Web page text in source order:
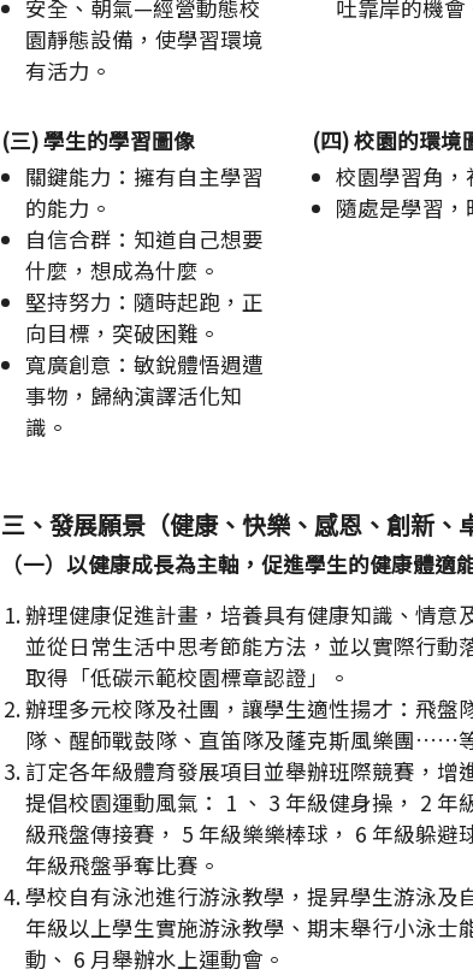
安全、朝氣—經營動態校
園靜態設備，使學習環境
有活力。
吐靠岸的機會
(三) 學生的學習圖像
關鍵能力：擁有自主學習
的能力。
自信合群：知道自己想要
什麼，想成為什麼。
堅持努力：隨時起跑，正
向目標，突破困難。
寬廣創意：敏銳體悟週遭
事物，歸納演譯活化知
識。
(四) 校園的環境
校園學習角，
隨處是學習
三、發展願景（健康、快樂、感恩、創新、
（一）以健康成長為主軸，促進學生的健康體適
辦理健康促進計畫，培養具有健康知識、情意
並從日常生活中思考節能方法，並以實際行動
取得「低碳示範校園標章認證」。
辦理多元校隊及社團，讓學生適性揚才：飛盤
隊、醒師戰鼓隊、直笛隊及蕯克斯風樂團……
訂定各年級體育發展項目並舉辦班際競賽，增
提倡校園運動風氣： 1 、 3 年級健身操， 2 年
級飛盤傳接賽， 5 年級樂樂棒球， 6 年級躲避
年級飛盤爭奪比賽。
學校自有泳池進行游泳教學，提昇學生游泳及
年級以上學生實施游泳教學、期末舉行小泳士
動、 6 月舉辦水上運動會。